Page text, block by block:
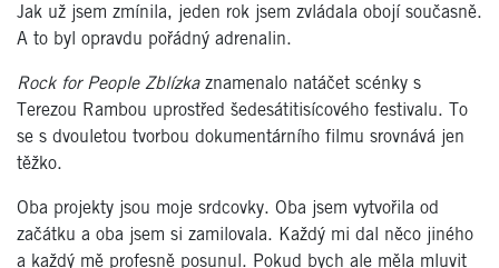
Jak už jsem zmínila, jeden rok jsem zvládala obojí současně.
A to byl opravdu pořádný adrenalin.
Rock for People Zblízkaznamenalo natáčet scénky s
Terezou Rambou uprostřed šedesátitisícového festivalu. To
se s dvouletou tvorbou dokumentárního filmu srovnává jen
těžko.
Oba projekty jsou moje srdcovky. Oba jsem vytvořila od
začátku a oba jsem si zamilovala. Každý mi dal něco jiného
a každý mě profesně posunul. Pokud bych ale měla mluvit